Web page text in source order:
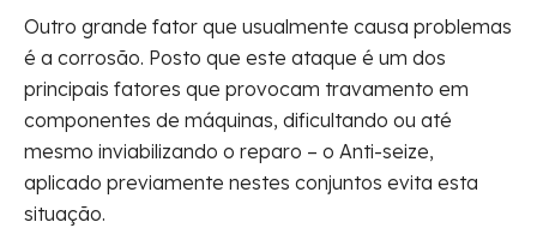
Outro grande fator que usualmente causa problemas
é a corrosão. Posto que este ataque é um dos
principais fatores que provocam travamento em
componentes de máquinas, dificultando ou até
mesmo inviabilizando o reparo – o Anti-seize,
aplicado previamente nestes conjuntos evita esta
situação.